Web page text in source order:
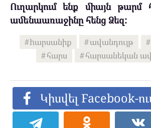
Ուղարկում ենք միայն թարմ
ամենաառաջինը հենց Ձեզ:
hարսանիք ավանդույթ
հարս
հարսանեկան
Կիսվել Facebook-